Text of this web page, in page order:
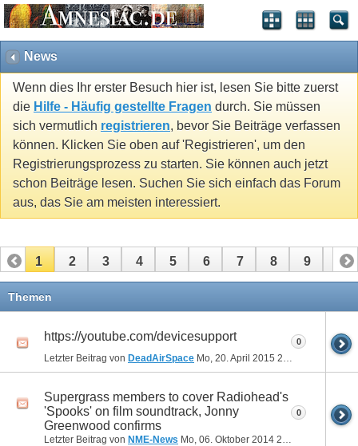
News
Wenn dies Ihr erster Besuch hier ist, lesen Sie bitte zuerst
die Hilfe - Häufig gestellte Fragen durch. Sie müssen
sich vermutlich registrieren, bevor Sie Beiträge verfassen
können. Klicken Sie oben auf 'Registrieren', um den
Registrierungsprozess zu starten. Sie können auch jetzt
schon Beiträge lesen. Suchen Sie sich einfach das Forum
aus, das Sie am meisten interessiert.
1 2 3 4 5 6 7 8 9 10
11
Themen
https://youtube.com/devicesupport
Letzter Beitrag von DeadAirSpace Mo, 20. April 2015 23:09
0
Supergrass members to cover Radiohead's
'Spooks' on film soundtrack, Jonny
Greenwood confirms
Letzter Beitrag von NME-News Mo, 06. Oktober 2014 23:45
0